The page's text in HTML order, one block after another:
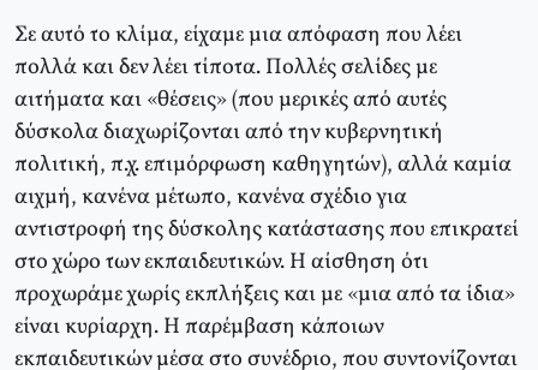
Σε αυτό το κλίμα, είχαμε μια απόφαση που λέει
πολλά και δεν λέει τίποτα. Πολλές σελίδες με
αιτήματα και «θέσεις» (που μερικές από αυτές
δύσκολα διαχωρίζονται από την κυβερνητική
πολιτική, π.χ. επιμόρφωση καθηγητών), αλλά καμία
αιχμή, κανένα μέτωπο, κανένα σχέδιο για
αντιστροφή της δύσκολης κατάστασης που επικρατεί
στο χώρο των εκπαιδευτικών. H αίσθηση ότι
προχωράμε χωρίς εκπλήξεις και με «μια από τα ίδια»
είναι κυρίαρχη. H παρέμβαση κάποιων
εκπαιδευτικών μέσα στο συνέδριο, που συντονίζονται